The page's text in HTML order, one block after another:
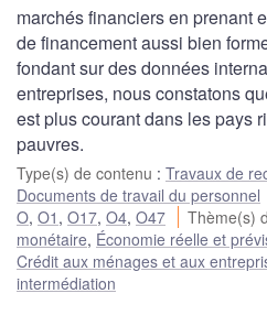
marchés financiers en prenant
de financement aussi bien
fondant sur des données
entreprises, nous constatons
est plus courant dans les pays
pauvres.
Type(s) de contenu : Travaux de
Documents de travail du personnel
O, O1 , O17, O4, O47 Thème(s)
monétaire, Économie réelle et
Crédit aux ménages et aux
intermédiation